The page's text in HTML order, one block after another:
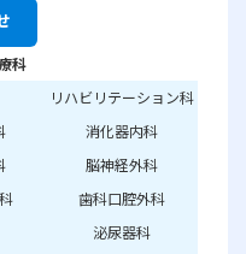
科
リハビリテーション科
消化器内科
脳神経外科
歯科口腔外科
泌尿器科